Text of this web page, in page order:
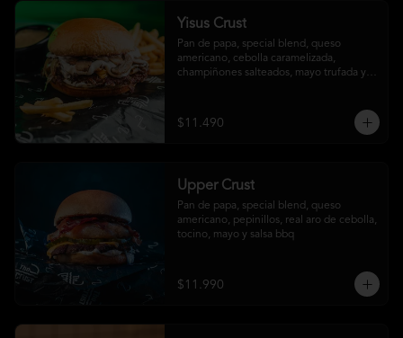
Yisus Crust
Pan de papa, special blend, queso
americano, cebolla caramelizada,
champiñones salteados, mayo trufada y
$11.490
Upper Crust
Pan de papa, special blend, queso
americano, pepinillos, real aro de cebolla,
tocino, mayo y salsa bbq
$11.990